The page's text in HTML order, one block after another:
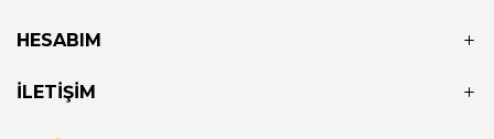
HESABIM
İLETIŞIM